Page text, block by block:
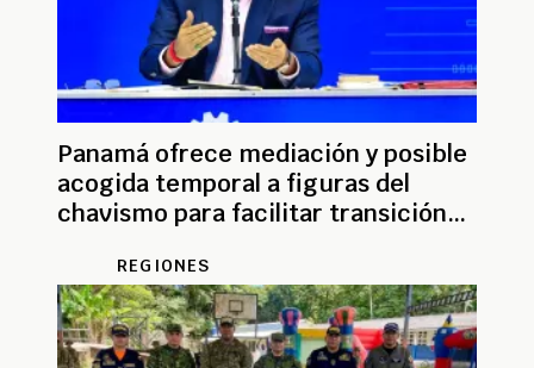
Panamá ofrece mediación y posible
acogida temporal a figuras del
chavismo para facilitar transición
REGIONES